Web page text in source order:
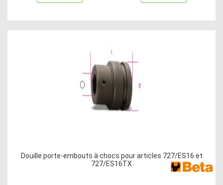
Douille porte-embouts à chocs pour articles 727/ES16 et
727/ES16TX